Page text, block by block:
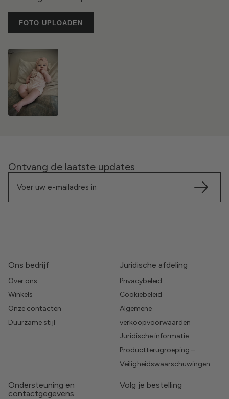
FOTO UPLOADEN
Ontvang de laatste updates
Ons bedrijf
Over ons
Winkels
Onze contacten
Duurzame stijl
Juridische afdeling
Privacybeleid
Cookiebeleid
Algemene
verkoopvoorwaarden
Juridische informatie
Productterugroeping –
Veiligheidswaarschuwingen
Ondersteuning en
contactgegevens
Volg je bestelling